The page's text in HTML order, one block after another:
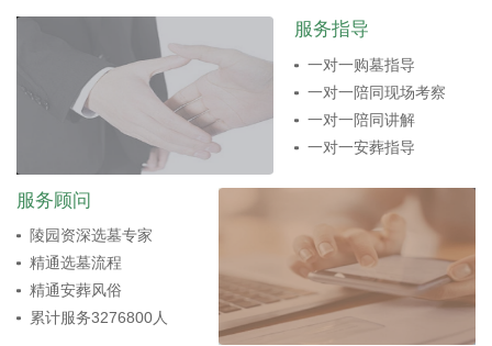
服务指导
一对一购墓指导
一对一陪同现场考察
一对一陪同讲解
一对一安葬指导
服务顾问
陵园资深选墓专家
精通选墓流程
精通安葬风俗
累计服务3276800人